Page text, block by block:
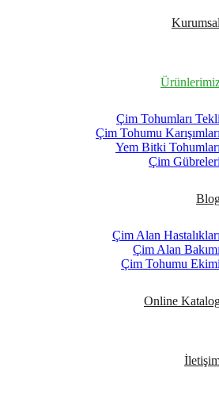
Kurumsal
Çim Tohumları Tekli
Çim Tohumu Karışımları
Yem Bitki Tohumları
Çim Gübreleri
Çim Alan Hastalıkları
Çim Alan Bakımı
Çim Tohumu Ekimi
Online